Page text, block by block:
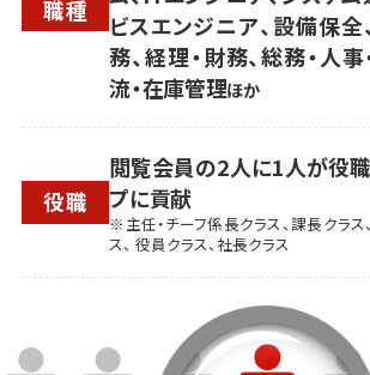
職種
ビスエンジニア、設備保全
務、経理・財務、総務・人事
流・在庫管理ほか
役職
閲覧会員の2人に1人が役
プに貢献
※主任・チーフ係長クラス、課長クラス
ス、 役員クラス、社長クラス